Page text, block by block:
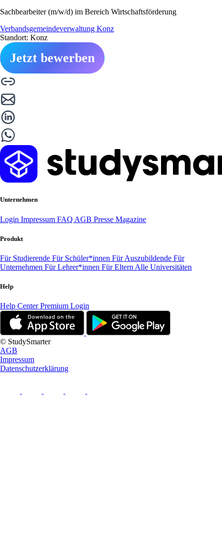
Sachbearbeiter (m/w/d) im Bereich Wirtschaftsförderung
Verbandsgemeindeverwaltung Konz
Standort: Konz
Jetzt bewerben
Unternehmen
Login Impressum FAQ AGB Presse Magazine
Produkt
Für Studierende Für Schüler*innen Für Auszubildende Für
Unternehmen Für Lehrer*innen Für Eltern Alle Universitäten
Help
Help CenterPremium Login
© StudySmarter
AGB
Impressum
Datenschutzerklärung